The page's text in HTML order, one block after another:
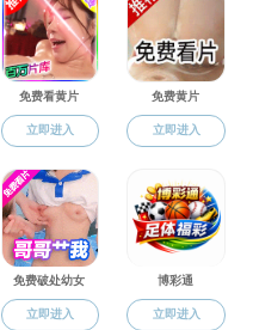
成人漫画概况 党建工
党建工作
入党须知
党建动态
纪检统战